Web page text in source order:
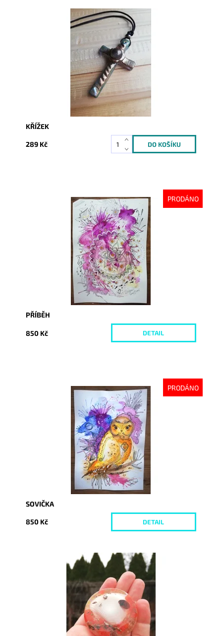
Skladem
2120
KŘÍŽEK
289 Kč
PRODÁNO
Vyprodáno
2381
PŘÍBĚH
850 Kč DETAIL
PRODÁNO
Vyprodáno
2387
SOVIČKA
850 Kč DETAIL
Skladem
3399